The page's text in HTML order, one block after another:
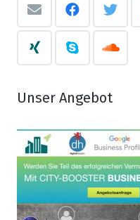
Unser Angebot